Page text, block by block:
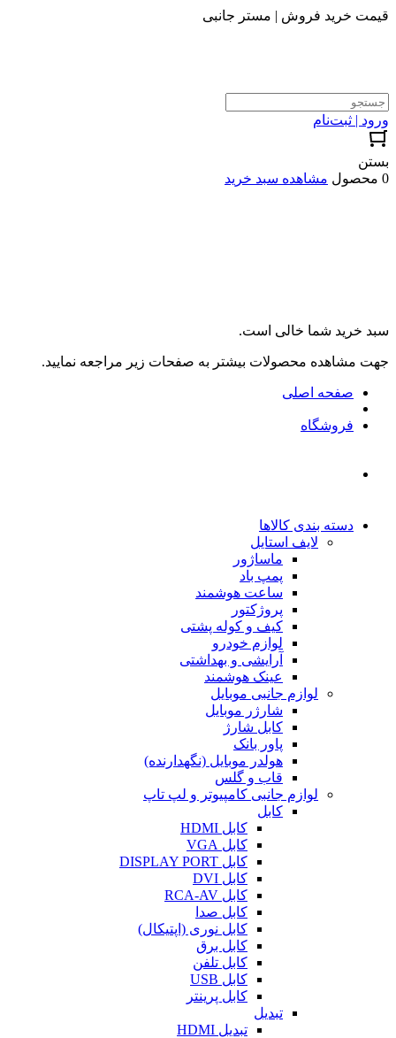
قیمت خرید فروش | مستر جانبی
ورود | ثبت‌نام
بستن
0 محصول
مشاهده سبد خرید
سبد خرید شما خالی است.
جهت مشاهده محصولات بیشتر به صفحات زیر مراجعه نمایید.
صفحه اصلی
فروشگاه
دسته بندی کالاها
لایف استایل
ماساژور
پمپ باد
ساعت هوشمند
پروژکتور
کیف و کوله پشتی
لوازم خودرو
آرایشی و بهداشتی
عینک هوشمند
لوازم جانبی موبایل
شارژر موبایل
کابل شارژ
پاور بانک
هولدر موبایل (نگهدارنده)
قاب و گلس
لوازم جانبی کامپیوتر و لپ تاپ
کابل
کابل HDMI
کابل VGA
کابل DISPLAY PORT
کابل DVI
کابل RCA-AV
کابل صدا
کابل نوری (اپتیکال)
کابل برق
کابل تلفن
کابل USB
کابل پرینتر
تبدیل
تبدیل HDMI